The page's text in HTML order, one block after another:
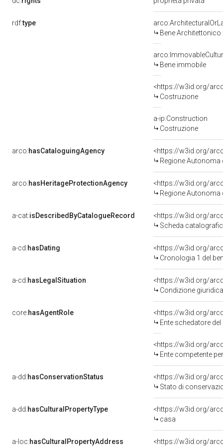
rdf:type
Bene
Bene immobile
<https://w3id.org/
Costruzione
a-ip:Construction
Costruzione
arco:hasCataloguingAgency
<https://w3id.org/
Regione Autonoma
arco:hasHeritageProtectionAgency
<https://w3id.org/
Regione Autonoma
a-cat:isDescribedByCatalogueRecord
<https://w3id.org/
Scheda
a-cd:hasDating
<https://w3id.org/
Cronologia 1 del
a-cd:hasLegalSituation
Condizione
core:hasAgentRole
<https://w3id.org/
Ente schedatore
<https://w3id.org/
Ente competente
a-dd:hasConservationStatus
Stato di
a-dd:hasCulturalPropertyType
casa
a-loc:hasCulturalPropertyAddress
<https://w3id.org/